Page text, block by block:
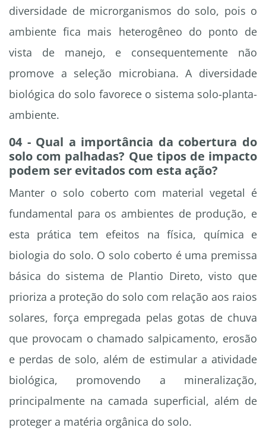
diversidade de microrganismos do solo, pois o
ambiente fica mais heterogêneo do ponto de
vista de manejo, e consequentemente não
promove a seleção microbiana. A diversidade
biológica do solo favorece o sistema solo-planta-
ambiente.
04 - Qual a importância da cobertura do
solo com palhadas? Que tipos de impacto
podem ser evitados com esta ação?
Manter o solo coberto com material vegetal é
fundamental para os ambientes de produção, e
esta prática tem efeitos na física, química e
biologia do solo. O solo coberto é uma premissa
básica do sistema de Plantio Direto, visto que
prioriza a proteção do solo com relação aos raios
solares, força empregada pelas gotas de chuva
que provocam o chamado salpicamento, erosão
e perdas de solo, além de estimular a atividade
biológica, promovendo a mineralização,
principalmente na camada superficial, além de
proteger a matéria orgânica do solo.